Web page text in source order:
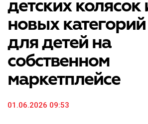
детских колясок
новых
для детей на
собственном
маркетплейсе
01.06.2026 09:53